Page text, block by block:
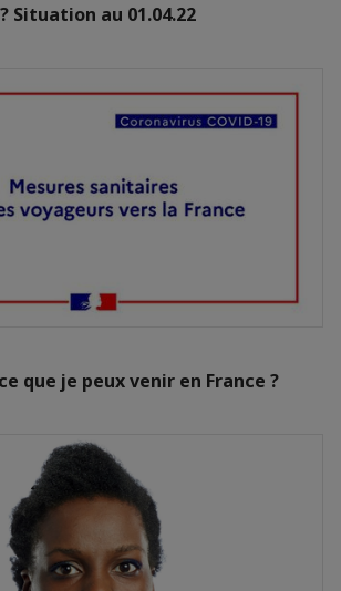
Situation au 01.04.22
que je peux venir en France ?